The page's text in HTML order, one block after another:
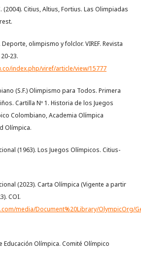
(2004). Citius, Altius, Fortius. Las Olimpiadas
olimpismo y folclor. VIREF. Revista
23.
index.php/viref/article/view/15777
(S.F.) Olimpismo para Todos. Primera
Cartilla Nº 1. Historia de los Juegos
Colombiano, Academia Olímpica
Olímpica.
(1963). Los Juegos Olímpicos. Citius-
(2023). Carta Olímpica (Vigente a partir
COI.
media/Document%20Library/OlympicOrg/
Educación Olímpica. Comité Olímpico